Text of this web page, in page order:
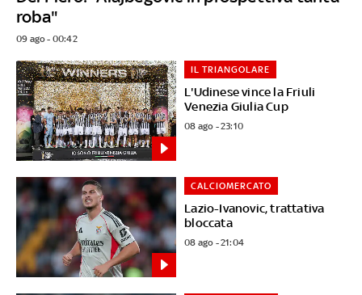
roba"
09 ago - 00:42
L'Udinese vince la Friuli
Venezia Giulia Cup
IL TRIANGOLARE
08 ago - 23:10
Lazio-Ivanovic, trattativa
bloccata
CALCIOMERCATO
08 ago - 21:04